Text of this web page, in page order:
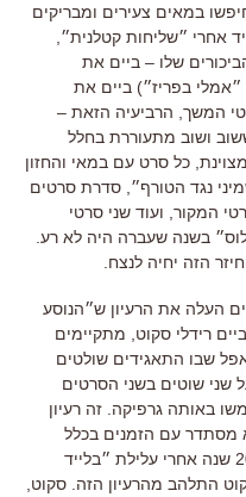
במאים צעירים ומבריקים
אחרי ״שליחות קטלנית״,
שלו – ביים את
״אמלי בפריז״) ביים את
המשך הרביעיה הזאת –
ששוב ושוב מתעוררת בחלל
כל סרט עם במאי והחזון
נגד הטורף״ סדרת סרטים
המקור ועוד שני סרטי
בשנה שעברה היה לא רע
הזה יחיה לנצח
העלה את הרעיון ש״הנוסע
רידלי סקוט
מתקיימים
שבו התאגידים שולטים
שני שוטים בשני הסרטים
באותה גרפיקה זה רעיון
מסתדר עם הזמנים בכלל
שנה אחרי עלילת ״בלייד
התלהב מהרעיון הזה סקוט